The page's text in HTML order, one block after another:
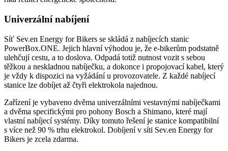
Univerzální nabíjení
Síť Sev.en Energy for Bikers se skládá z nabíjecích stanic
PowerBox.ONE. Jejich hlavní výhodou je, že e-bikerům podstatně
ulehčují cestu, a to doslova. Odpadá totiž nutnost vozit s sebou
těžkou a neskladnou nabíječku, a dokonce i propojovací kabel, který
je vždy k dispozici na vyžádání u provozovatele. Z každé nabíjecí
stanice lze dobíjet až čtyři elektrokola najednou.
Zařízení je vybaveno dvěma univerzálními vestavnými nabíječkami
a dvěma specifickými pro pohony Bosch a Shimano, které mají
vlastní nabíjecí systémy. Díky tomuto řešení je stanice kompatibilní
s více než 90 % trhu elektrokol. Dobíjení v síti Sev.en Energy for
Bikers je zcela zdarma.